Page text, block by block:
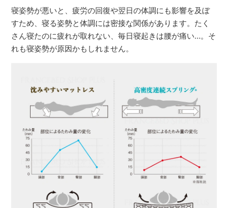
寝姿勢が悪いと、疲労の回復や翌日の体調にも影響を及ぼ
すため、寝る姿勢と体調には密接な関係があります。たく
さん寝たのに疲れが取れない、毎日寝起きは腰が痛い…。そ
れも寝姿勢が原因かもしれません。